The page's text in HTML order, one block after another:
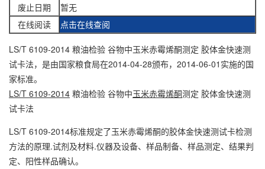
废止日期
暂无
在线阅读
点击在线查阅
LS/T 6109-2014 粮油检验 谷物中玉米赤霉烯酮测定 胶体金快速测
试卡法，是由国家粮食局在2014-04-28颁布，2014-06-01实施的国
家标准。
LS/T 6109-2014 粮油检验 谷物中玉米赤霉烯酮测定 胶体金快速测
试卡法
LS/T 6109-2014标准规定了玉米赤霉烯酮的胶体金快速测试卡检测
方法的原理.试剂及材料.仪器及设备、样品制备、样品测定、结果判
定、阳性样品确认。